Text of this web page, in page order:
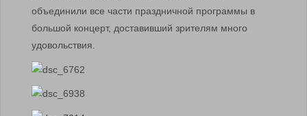
объединили все части праздничной программы в
большой концерт, доставивший зрителям много
удовольствия.